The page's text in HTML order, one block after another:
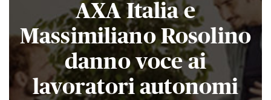
AXA Italia e
Massimiliano Rosolino
danno voce ai
lavoratori autonomi